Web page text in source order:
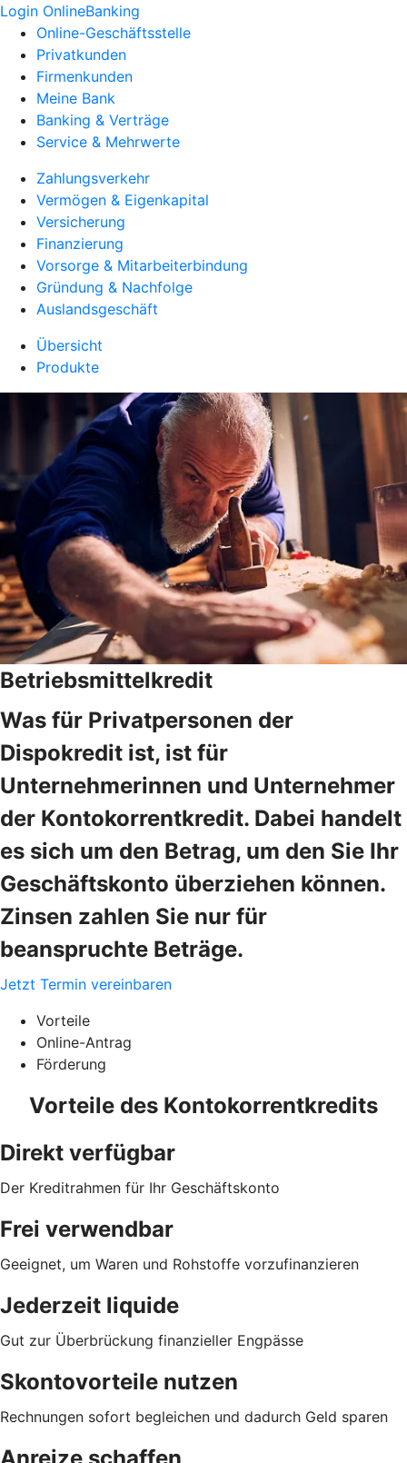
Login OnlineBanking
Online-Geschäftsstelle
Privatkunden
Firmenkunden
Meine Bank
Banking & Verträge
Service & Mehrwerte
Zahlungsverkehr
Vermögen & Eigenkapital
Versicherung
Finanzierung
Vorsorge & Mitarbeiterbindung
Gründung & Nachfolge
Auslandsgeschäft
Übersicht
Produkte
Betriebsmittelkredit
Was für Privatpersonen der
Dispokredit ist, ist für
Unternehmerinnen und Unternehmer
der Kontokorrentkredit. Dabei handelt
es sich um den Betrag, um den Sie Ihr
Geschäftskonto überziehen können.
Zinsen zahlen Sie nur für
beanspruchte Beträge.
Jetzt Termin vereinbaren
Vorteile
Online-Antrag
Förderung
Vorteile des Kontokorrentkredits
Direkt verfügbar
Der Kreditrahmen für Ihr Geschäftskonto
Frei verwendbar
Geeignet, um Waren und Rohstoffe vorzufinanzieren
Jederzeit liquide
Gut zur Überbrückung finanzieller Engpässe
Skontovorteile nutzen
Rechnungen sofort begleichen und dadurch Geld sparen
Anreize schaffen